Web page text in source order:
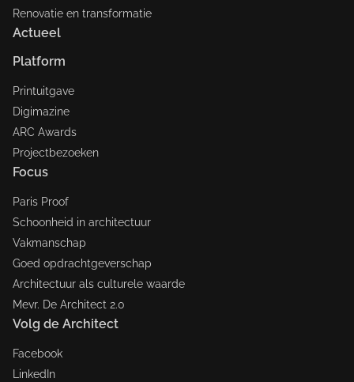
Renovatie en transformatie
Actueel
Platform
Printuitgave
Digimazine
ARC Awards
Projectbezoeken
Focus
Paris Proof
Schoonheid in architectuur
Vakmanschap
Goed opdrachtgeverschap
Architectuur als culturele waarde
Mevr. De Architect 2.0
Volg de Architect
Facebook
LinkedIn